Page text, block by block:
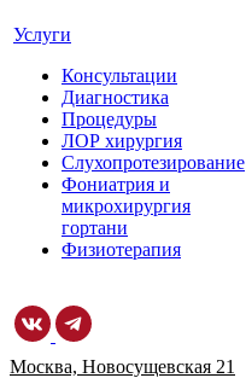
Услуги
Консультации
Диагностика
Процедуры
ЛОР хирургия
Слухопротезирование
Фониатрия и
микрохирургия
гортани
Физиотерапия
Москва, Новосущевская 21